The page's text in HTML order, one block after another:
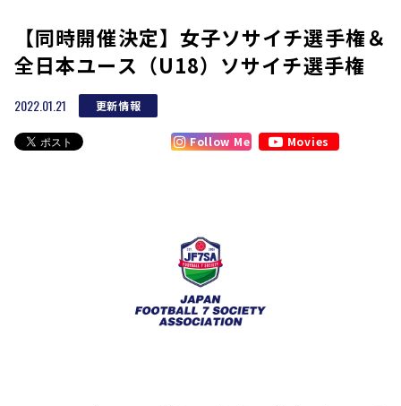
【同時開催決定】女子ソサイチ選手権＆
全日本ユース（U18）ソサイチ選手権
2022.01.21 更新情報
Follow Me Movies